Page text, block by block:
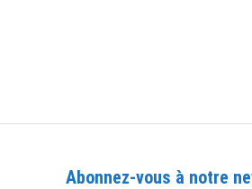
Abonnez-vous à notre